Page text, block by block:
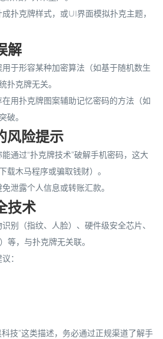
扑克牌样式，或UI界面模拟扑克主题，
解
于形容某种加密算法（如基于随机数生
扑克牌无关。
用扑克牌图案辅助记忆密码的方法（如
破。
风险提示
通过“扑克牌技术”破解手机密码，这大
载木马程序或骗取钱财）。
泄露个人信息或转账汇款。
技术
别（指纹、人脸）、硬件级安全芯片、
等，与扑克牌无关联。
：
技”这类描述，务必通过正规渠道了解手